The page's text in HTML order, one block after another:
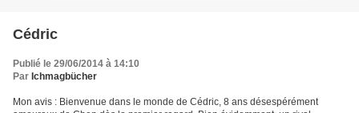
Cédric
Publié le 29/06/2014 à 14:10
Par Ichmagbücher
Mon avis : Bienvenue dans le monde de Cédric, 8 ans désespérément